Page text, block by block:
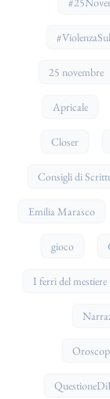
25 novembre
Apricale
Closer
Consigli di
Emilia Marasco
gioco
I ferri del mestiere